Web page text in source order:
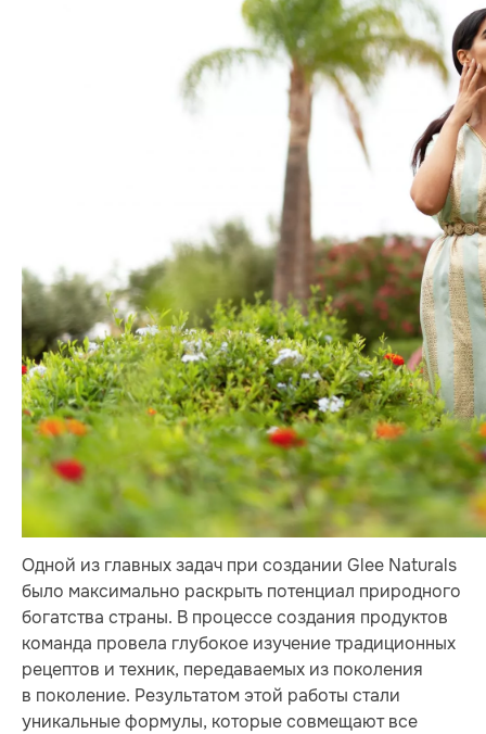
Одной из главных задач при создании Glee Naturals
было максимально раскрыть потенциал природного
богатства страны. В процессе создания продуктов
команда провела глубокое изучение традиционных
рецептов и техник, передаваемых из поколения
в поколение. Результатом этой работы стали
уникальные формулы, которые совмещают все